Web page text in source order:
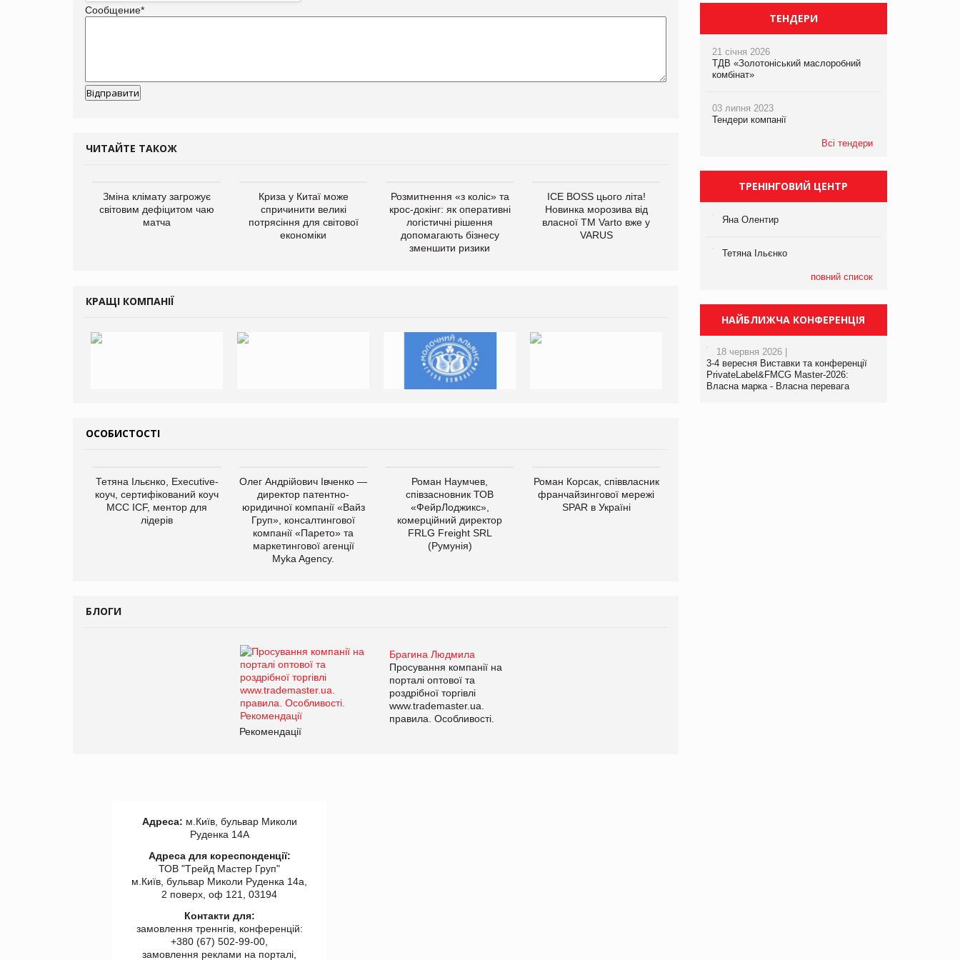
Сообщение*
ЧИТАЙТЕ ТАКОЖ
Зміна клімату загрожує
світовим дефіцитом чаю
матча
Криза у Китаї може
спричинити великі
потрясіння для світової
економіки
Розмитнення «з коліс» та
крос-докінг: як оперативні
логістичні рішення
допомагають бізнесу
зменшити ризики
ICE BOSS цього літа!
Новинка морозива від
власної ТМ Varto вже у
VARUS
асортимент, якого покупці
платформі
КРАЩІ КОМПАНІЇ
ОСОБИСТОСТІ
Тетяна Ільєнко, Executive-
коуч, сертифікований коуч
МСС ICF, ментор для
лідерів
Олег Андрійович Івченко —
директор патентно-
юридичної компанії «Вайз
Груп», консалтингової
компанії «Парето» та
маркетингової агенції
Myka Agency.
Роман Наумчев,
співзасновник ТОВ
«ФейрЛоджикс»,
комерційний директор
FRLG Freight SRL
(Румунія)
Роман Корсак, співвласник
франчайзингової мережі
SPAR в Україні
БЛОГИ
Брагина Людмила
Просування компанії на
порталі оптової та
роздрібної торгівлі
www.trademaster.ua.
правила. Особливості.
Рекомендації
ТЕНДЕРИ
21 січня 2026
ТДВ «Золотоніський маслоробний
комбінат»
03 липня 2023
Тендери компанії
Всі тендери
ТРЕНІНГОВИЙ ЦЕНТР
Яна Олентир
Тетяна Ільєнко
повний список
НАЙБЛИЖЧА КОНФЕРЕНЦІЯ
18 червня 2026 |
3-4 вересня Виставки та конференції
PrivateLabel&FMCG Master-2026:
Власна марка - Власна перевага
Адреса: м.Київ, бульвар Миколи
Руденка 14А
Адреса для кореспонденції:
ТОВ "Tрейд Мастер Груп"
м.Київ, бульвар Миколи Руденка 14а,
2 поверх, оф 121, 03194
Контакти для:
замовлення треннгів, конференцій:
+380 (67) 502-99-00,
замовлення реклами на порталі,